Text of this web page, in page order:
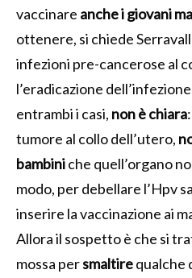
vaccinare anche i giovani
ottenere, si chiede
infezioni pre-cancerose al
l’eradicazione
entrambi i casi, non è chiara
tumore al collo dell’utero,
bambiniche quell’organo
modo, per debellare l’Hpv
inserire la vaccinazione ai
Allora il sospetto è che si
mossa persmaltirequalche